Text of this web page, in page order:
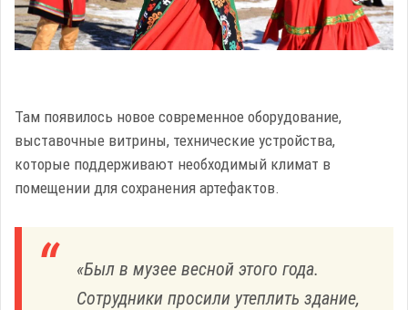
Там появилось новое современное оборудование,
выставочные витрины, технические устройства,
которые поддерживают необходимый климат в
помещении для сохранения артефактов.
«Был в музее весной этого года.
Сотрудники просили утеплить здание,